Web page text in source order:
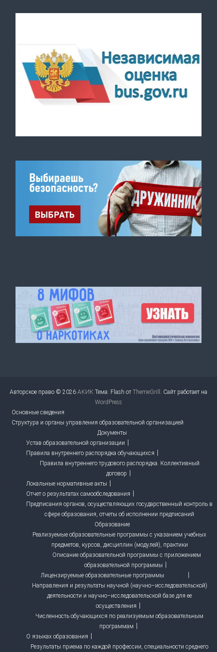
Авторское право © 2026 АКИК Тема: Flash отThemeGrill . Сайт работает на
WordPress
Основные сведения
Структура и органы управления образовательной организацией
Документы
Устав образовательной организации
Правила внутреннего распорядка обучающихся
Правила внутреннего трудового распорядка. Коллективный
договор
Локальные нормативные акты
Отчет о результатах самообследования
Предписания органов, осуществляющих государственный контроль в
сфере образования, отчеты об исполнении предписаний
Образование
Реализуемые образовательные программы с указанием учебных
предметов, курсов, дисциплин (модулей), практики
Описание образовательной программы с приложением
образовательной программы
Лицензируемые образовательные программы
Направления и результаты научной (научно–исследовательской)
деятельности и научно–исследовательской базе для ее
осуществления
Численность обучающихся по реализуемым образовательным
программам
О языках образования
Результаты приема по каждой профессии, специальности среднего